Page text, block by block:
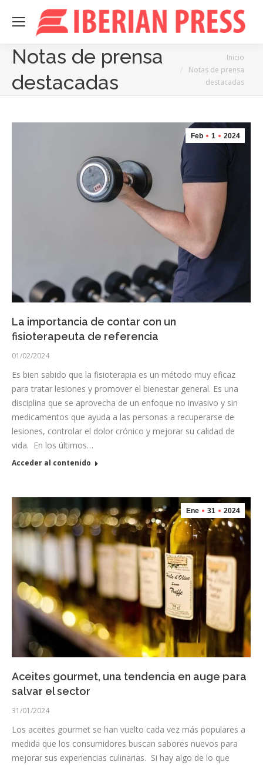
Notas de prensa
destacadas
Inicio
Notas de prensa
destacadas
Feb 1 2024
La importancia de contar con un
fisioterapeuta de referencia
01/02/2024
Es bien sabido que la fisioterapia es un método muy eficaz
para tratar lesiones y promover el bienestar general. Es una
disciplina que se aprovecha de un enfoque no invasivo y sin
medicamentos que ayuda a las personas a recuperarse de
lesiones, controlar el dolor crónico y mejorar su calidad de
vida. En los últimos…
Acceder al contenido
Ene 31 2024
Aceites gourmet, una tendencia en auge para
salvar el sector
31/01/2024
Los aceites gourmet se han vuelto cada vez más populares a
medida que los consumidores buscan sabores nuevos para
mejorar sus experiencias culinarias. Si hay algo de lo que